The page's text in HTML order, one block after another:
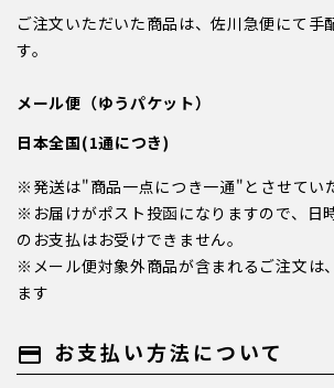
ご注文いただいた商品は、佐川急便にて手
す。
メール便（ゆうパケット）
日本全国(1通につき)
※発送は"商品一点につき一通"とさせてい
※お届けがポスト投函になりますので、日
のお支払はお受けできません。
※メール便対象外商品が含まれるご注文は
ます
payment お支払い方法について